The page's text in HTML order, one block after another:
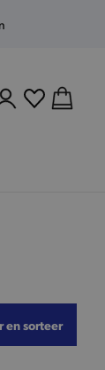
en sorteer